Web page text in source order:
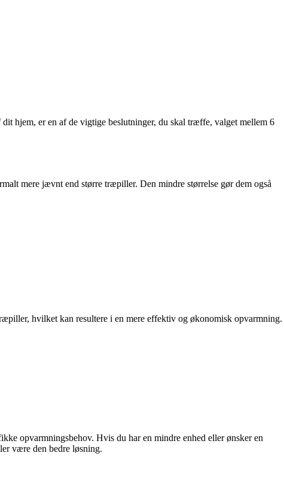
hjem, er en af de vigtige beslutninger, du skal træffe, valget mellem 6
mere jævnt end større træpiller. Den mindre størrelse gør dem også
hvilket kan resultere i en mere effektiv og økonomisk opvarmning.
opvarmningsbehov. Hvis du har en mindre enhed eller ønsker en
være den bedre løsning.